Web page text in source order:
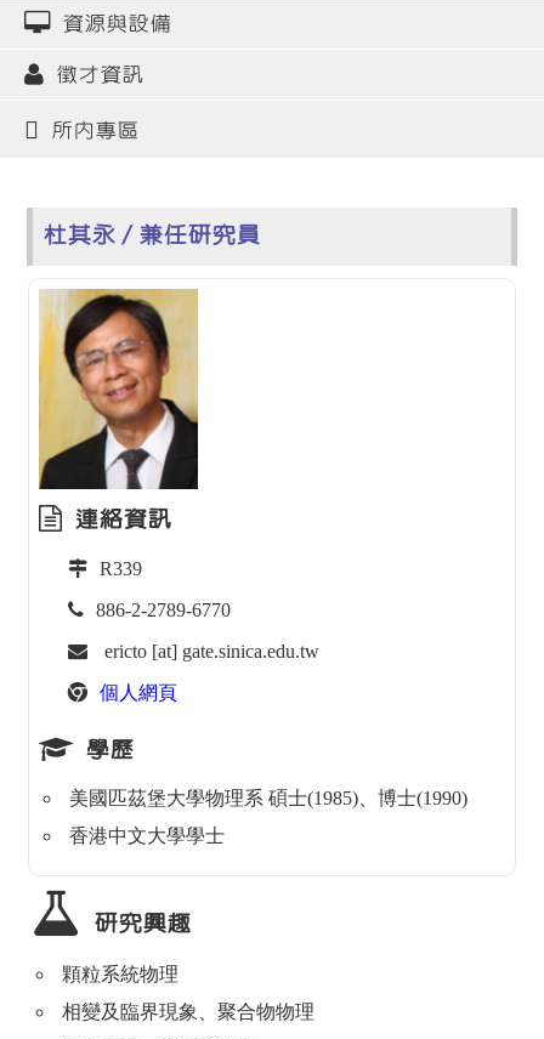
資源與設備
徵才資訊
所內專區
杜其永 / 兼任研究員
連絡資訊
R339
886-2-2789-6770
ericto [at] gate.sinica.edu.tw
個人網頁
學歷
美國匹茲堡大學物理系 碩士(1985)、博士(1990)
香港中文大學學士
研究興趣
顆粒系統物理
相變及臨界現象、聚合物物理